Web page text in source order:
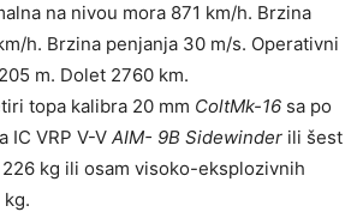
na nivou mora 871 km/h. Brzina
h. Brzina penjanja 30 m/s. Operativni
m. Dolet 2760 km.
topa kalibra 20 mm ColtMk-16 sa po
IC VRP V-V AIM- 9B Sidewinder ili šest
kg ili osam visoko-eksplozivnih